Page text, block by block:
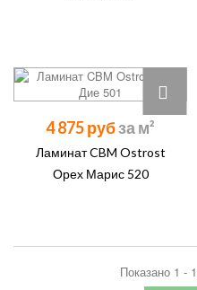
4 875 руб
Ламинат CBM Ostrost
Орех Марис 520
Показано 1 -